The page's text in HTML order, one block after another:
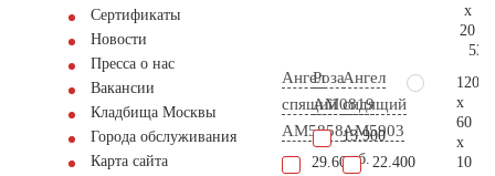
Сертификаты
Новости
Пресса о нас
Вакансии
Кладбища Москвы
Города обслуживания
Карта сайта
Ангел
спящий
AM5858
29.600
Роза
AM0819
13.900
руб.
Ангел
сидящий
AM5903
22.400
x
20
120
x
60
x
10